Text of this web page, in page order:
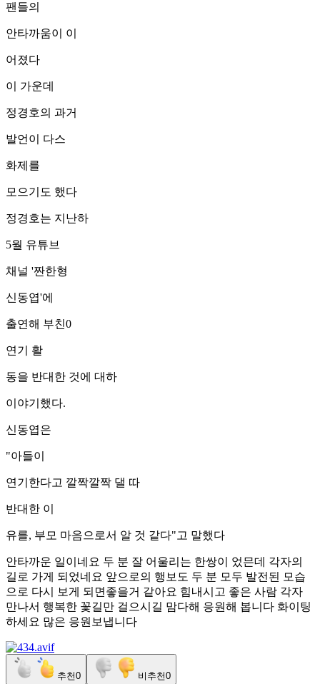
팬들의
안타까움이 이
어졌다
이 가운데
정경호의 과거
발언이 다스
화제를
모으기도 했다
정경호는 지난하
5월 유튜브
채널 '짠한형
신동엽'에
출연해 부친0
연기 활
동을 반대한 것에 대하
이야기했다.
신동엽은
"아들이
연기한다고 깔짝깔짝 댈 따
반대한 이
유를, 부모 마음으로서 알 것 같다"고 말했다
안타까운 일이네요 두 분 잘 어울리는 한쌍이 었믄데 각자의
길로 가게 되었네요 앞으로의 행보도 두 분 모두 발전된 모습
으로 다시 보게 되면좋을거 같아요 힘내시고 좋은 사람 각자
만나서 행복한 꽃길만 걸으시길 맘다해 응원해 봅니다 화이팅
하세요 많은 응원보냅니다
추천0 비추천0